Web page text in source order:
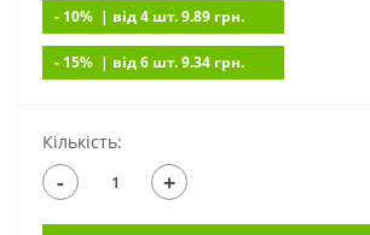
- 10% | вiд 4 шт. 9.89 грн.
- 15% | вiд 6 шт. 9.34 грн.
Кількість:
- +